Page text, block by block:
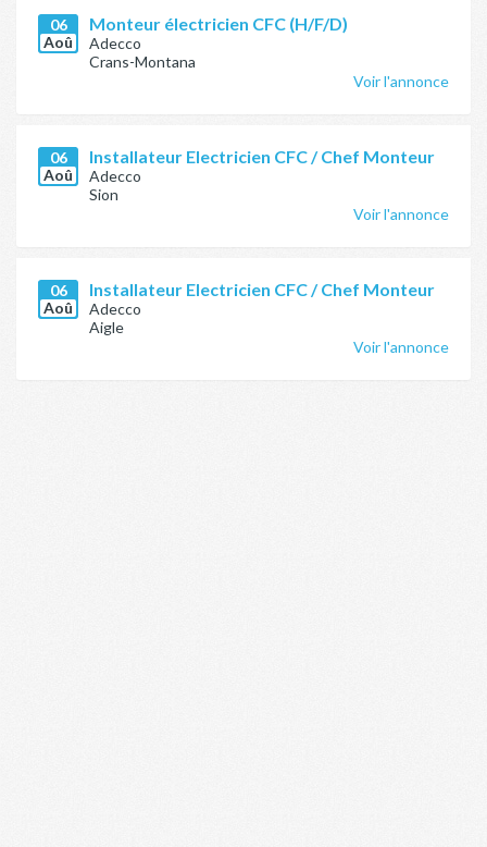
06
Aoû
Monteur électricien CFC (H/F/D)
Adecco
Crans-Montana
Voir l'annonce
06
Aoû
Installateur Electricien CFC / Chef Monteur
Adecco
Sion
Voir l'annonce
06
Aoû
Installateur Electricien CFC / Chef Monteur
Adecco
Aigle
Voir l'annonce